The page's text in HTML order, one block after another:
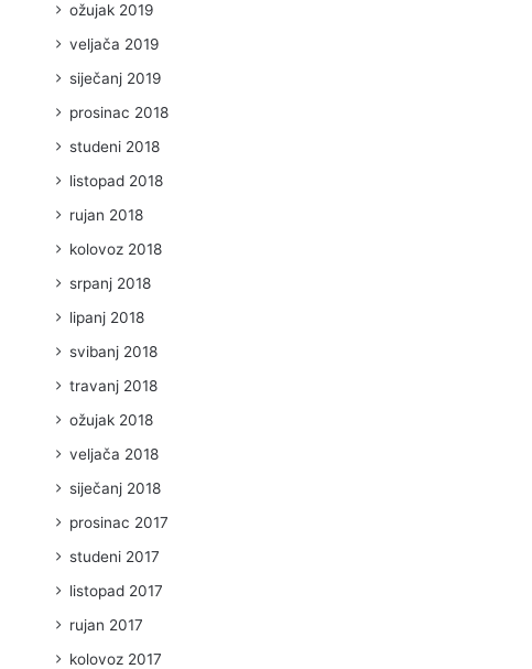
ožujak 2019
veljača 2019
siječanj 2019
prosinac 2018
studeni 2018
listopad 2018
rujan 2018
kolovoz 2018
srpanj 2018
lipanj 2018
svibanj 2018
travanj 2018
ožujak 2018
veljača 2018
siječanj 2018
prosinac 2017
studeni 2017
listopad 2017
rujan 2017
kolovoz 2017